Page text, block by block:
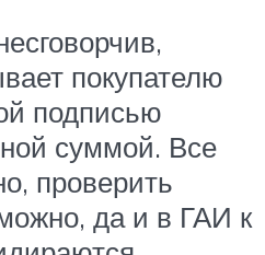
покупателю
подписью
суммой. Все
проверить
да и в ГАИ к